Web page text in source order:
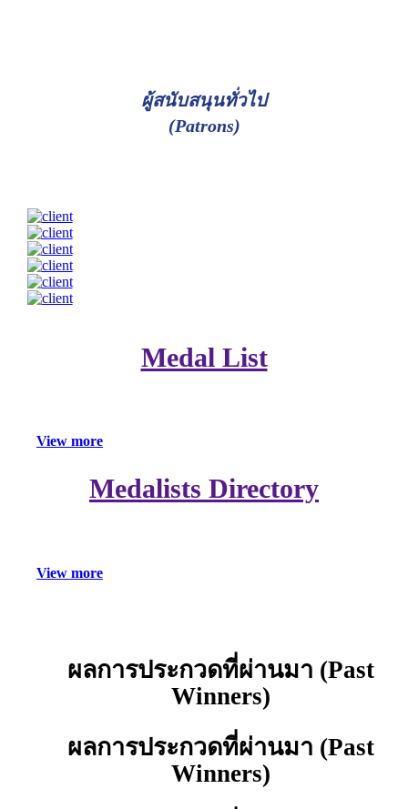
ผู้สนับสนุนทั่วไป
(Patrons)
Medal List
View more
Medalists Directory
View more
ผลการประกวดที่ผ่านมา (Past
Winners)
ผลการประกวดที่ผ่านมา (Past
Winners)